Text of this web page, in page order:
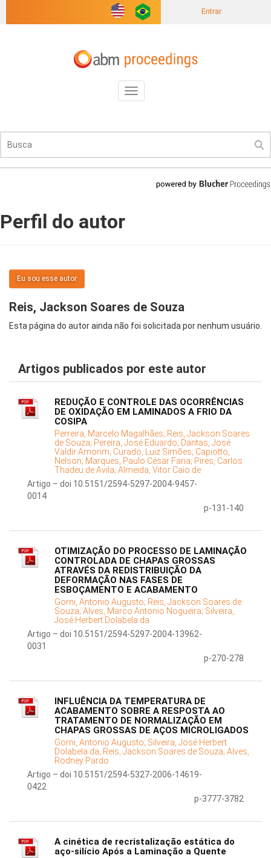
Entrar
Toggle
navigation
Perfil do autor
Eu sou esse autor
Reis, Jackson Soares de Souza
Esta página do autor ainda não foi solicitada por nenhum usuário.
Artigos publicados por este autor
REDUÇÃO E CONTROLE DAS OCORRÊNCIAS
DE OXIDAÇÃO EM LAMINADOS A FRIO DA
COSIPA
Perreira, Marcelo Magalhães; Reis, Jackson Soares
de Souza; Pereira, José Eduardo; Dantas, José
Valdir Amorim; Curado, Luiz Simões; Capiotto,
Nelson; Marques, Paulo César Faria; Pires, Carlos
Thadeu de Avila; Almeida, Vitor Caio de
Artigo – doi 10.5151/2594-5297-2004-9457-
0014
p-131-140
OTIMIZAÇÃO DO PROCESSO DE LAMINAÇÃO
CONTROLADA DE CHAPAS GROSSAS
ATRAVÉS DA REDISTRIBUIÇÃO DA
DEFORMAÇÃO NAS FASES DE
ESBOÇAMENTO E ACABAMENTO
Gorni, Antonio Augusto; Reis, Jackson Soares de
Souza; Alves, Marco Antonio Nogueira; Silveira,
José Herbert Dolabela da
Artigo – doi 10.5151/2594-5297-2004-13962-
0031
p-270-278
INFLUÊNCIA DA TEMPERATURA DE
ACABAMENTO SOBRE A RESPOSTA AO
TRATAMENTO DE NORMALIZAÇÃO EM
CHAPAS GROSSAS DE AÇOS MICROLIGADOS
Gorni, Antonio Augusto; Silveira, José Herbert
Dolabela da; Reis, Jackson Soares de Souza; Alves,
Rodney Pardo
Artigo – doi 10.5151/2594-5327-2006-14619-
0422
p-3777-3782
A cinética de recristalização estática do
aço-silício Após a Laminação a Quente